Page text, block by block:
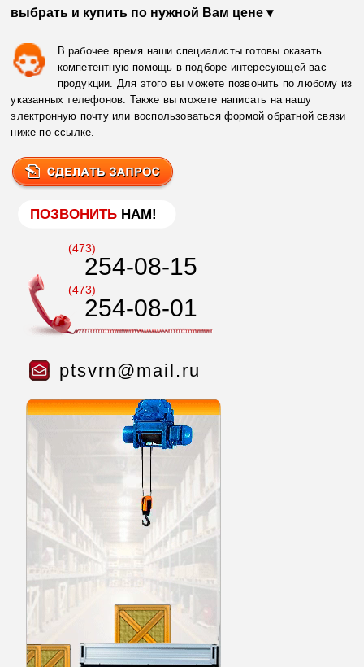
выбрать и купить по нужной Вам цене ▾
В рабочее время наши специалисты готовы оказать
компетентную помощь в подборе интересующей вас
продукции. Для этого вы можете позвонить по любому из
указанных телефонов. Также вы можете написать на нашу
электронную почту или воспользоваться формой обратной связи
ниже по ссылке.
ПОЗВОНИТЬ НАМ!
(473)
254-08-15
(473)
254-08-01
ptsvrn@mail.ru